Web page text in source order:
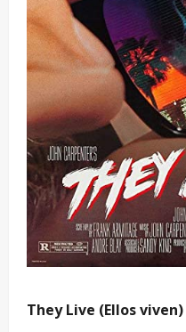
They Live (Ellos viven)